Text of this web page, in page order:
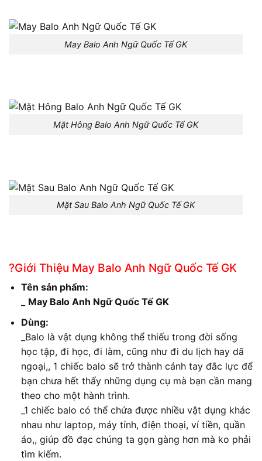
May Balo Anh Ngữ Quốc Tế GK
Mặt Hông Balo Anh Ngữ Quốc Tế GK
Mặt Sau Balo Anh Ngữ Quốc Tế GK
?Giới Thiệu May Balo Anh Ngữ Quốc Tế GK
Tên sản phẩm:
May Balo Anh Ngữ Quốc Tế GK
Dùng:
_Balo là vật dụng không thể thiếu trong đời sống
học tập, đi học, đi làm, cũng như đi du lịch hay dã
ngoại,, 1 chiếc balo sẽ trở thành cánh tay đắc lực để
bạn chưa hết thẩy những dụng cụ mà bạn cần mang
theo cho một hành trình.
_1 chiếc balo có thể chứa được nhiều vật dụng khác
nhau như laptop, máy tính, điện thoại, ví tiền, quần
áo,, giúp đồ đạc chúng ta gọn gàng hơn mà ko phải
tìm kiếm.